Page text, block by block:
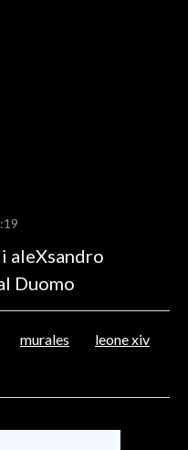
aleXsandro
Duomo
murales
leone xiv